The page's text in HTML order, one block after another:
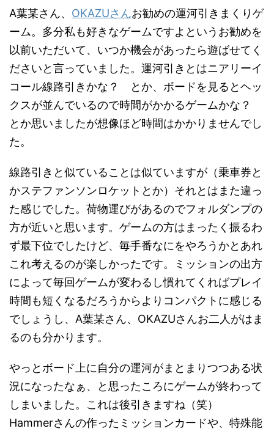
A葉某さん、 OKAZUさんお勧めの運河引きまくりゲ
ーム。多分私も好きなゲームですよというお勧めを
以前いただいて、いつか機会があったら遊ばせてく
ださいと言っていました。運河引きとはニアリーイ
コール線路引きかな？ とか、ボードを見るとヘッ
クスが並んでいるので時間がかかるゲームかな？
とか思いましたが想像ほど時間はかかりませんでし
た。
線路引きと似ていることは似ていますが（乗車券と
かステファンソンロケットとか）それとはまた違っ
た感じでした。荷物運びがあるのでフォルダンプの
方が近いと思います。ゲームの方はまったく振るわ
ず最下位でしたけど、毎手番なにをやろうかとあれ
これ考えるのが楽しかったです。ミッションの出方
によって毎回ゲームが変わるし慣れてくればプレイ
時間も短くなるだろうからよりコンパクトに感じる
でしょうし、A葉某さん、OKAZUさんお二人がはま
るのも分かります。
やっとボード上に自分の運河がまとまりつつある状
況になったなぁ、と思ったころにゲームが終わって
しまいました。これは後引きますね（笑）
Hammerさんの作ったミッションカードや、特殊能